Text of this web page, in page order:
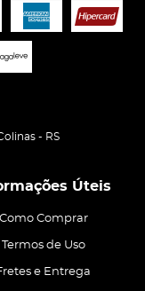
- RS
Úteis
Como Comprar
Termos de Uso
e Entrega